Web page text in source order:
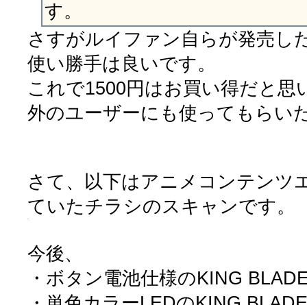
す。
さすがルイファン自らが発売し
使い勝手は良いです。
これで1500円はお買い得だと思
外のユーザーにも使ってもらい
さて、以下はアニメコンテンツ
ていたチラシのスキャンです。
今後、
・ボタン電池仕様のKING